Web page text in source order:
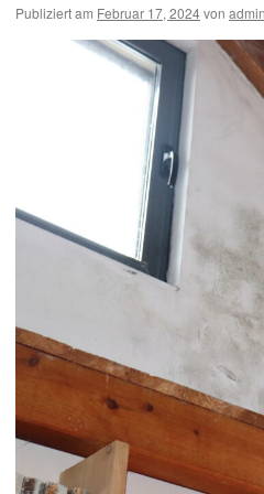
Publiziert am Februar 17, 2024von